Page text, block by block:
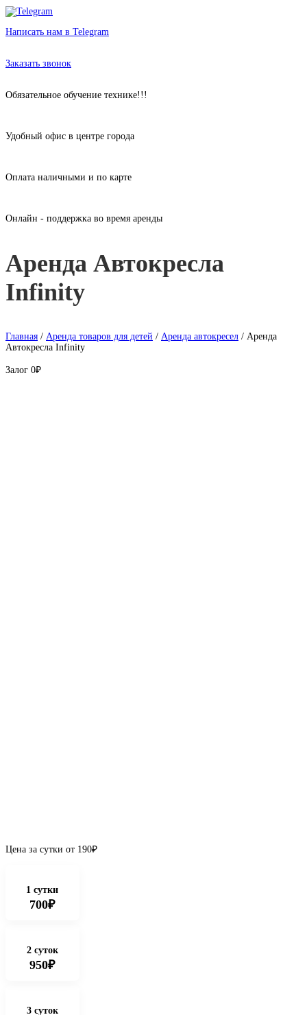
Написать нам в Telegram
Заказать звонок
Обязательное обучение технике!!!
Удобный офис в центре города
Оплата наличными и по карте
Онлайн - поддержка во время аренды
Аренда Автокресла
Infinity
Главная / Аренда товаров для детей / Аренда автокресел / Аренда
Автокресла Infinity
Залог 0₽
Цена за сутки от 190₽
1 сутки
700₽
2 суток
950₽
3 суток